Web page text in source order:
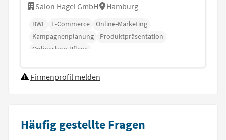
Salon Hagel GmbH Hamburg
BWL E-Commerce
Online-Marketing
Kampagnenplanung
Produktpräsentation
Onlineshop-Pflege
Firmenprofil melden
Häufig gestellte Fragen